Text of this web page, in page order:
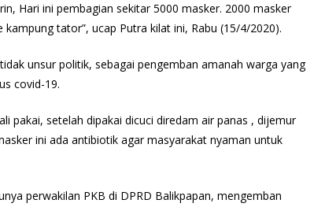
Hari ini pembagian sekitar 5000 masker. 2000 masker
tator”, ucap Putra kilat ini, Rabu (15/4/2020).
unsur politik, sebagai pengemban amanah warga yang
covid-19.
pakai, setelah dipakai dicuci diredam air panas , dijemur
ini ada antibiotik agar masyarakat nyaman untuk
perwakilan PKB di DPRD Balikpapan, mengemban